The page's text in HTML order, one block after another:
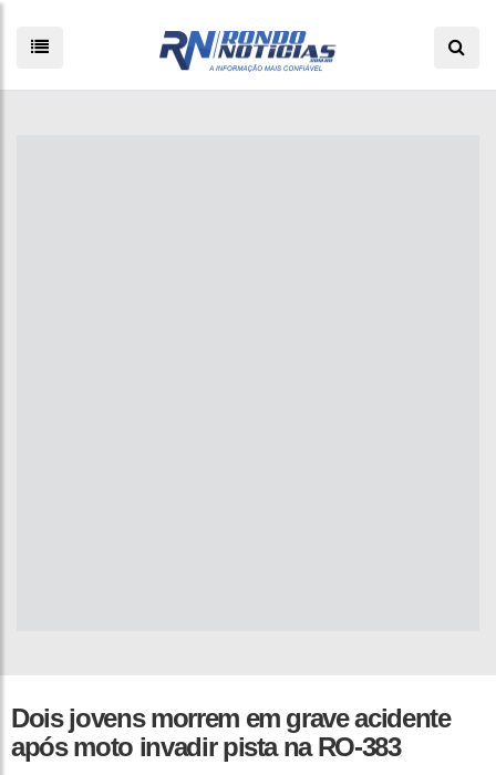
Dois jovens morrem em grave acidente
após moto invadir pista na RO-383